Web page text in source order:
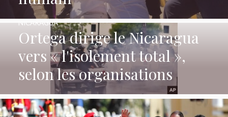
Ortega dirige le Nicaragua
vers « l'isolement total »,
selon les organisations
NICARAGUA